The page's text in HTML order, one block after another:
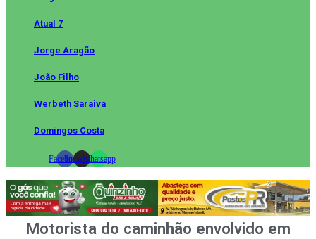
Atual 7
Jorge Aragão
João Filho
Werbeth Saraiva
Domingos Costa
FacebookInstagramWhatsapp
Motorista do caminhão envolvido em